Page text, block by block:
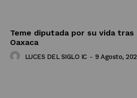
Teme diputada por su vida tras
Oaxaca
LUCES DEL SIGLO IC - 9 Agosto,